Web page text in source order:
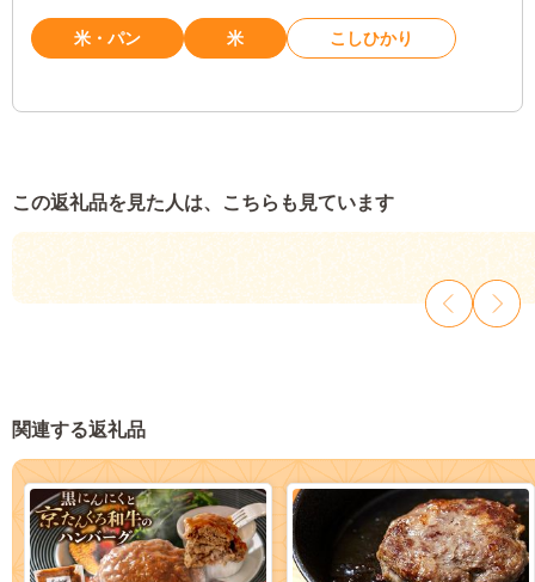
米・パン 米 こしひかり
この返礼品を見た人は、こちらも見ています
関連する返礼品